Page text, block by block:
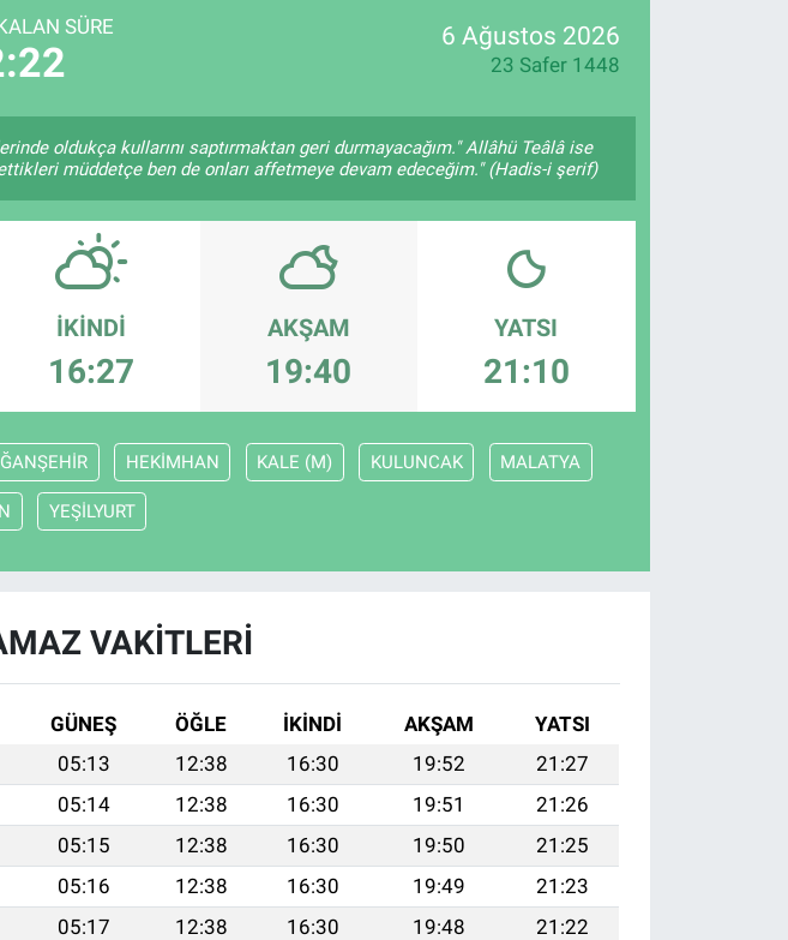
SÜRE 6 Ağustos 2026
23 Safer 1448
oldukça kullarını saptırmaktan geri durmayacağım." Allâhü Teâlâ ise
müddetçe ben de onları affetmeye devam edeceğim." (Hadis-i şerif)
İKINDI
16:27
AKŞAM
19:40
YATSI
21:10
HEKİMHAN KALE (M) KULUNCAK MALATYA
YEŞİLYURT
VAKITLERI
GÜNEŞ ÖĞLE İKINDI AKŞAM
YATSI
05:13 12:38 16:30 19:52
21:27
05:14 12:38 16:30 19:51
21:26
05:15 12:38 16:30 19:50
21:25
05:16 12:38 16:30 19:49
21:23
05:17 12:38 16:30 19:48
21:22